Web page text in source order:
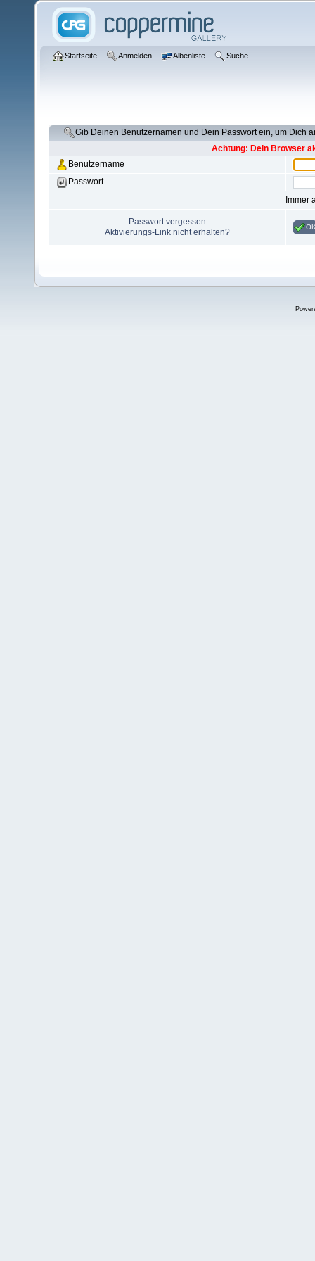
Startseite Anmelden Albenliste Suche
Gib Deinen Benutzernamen und Dein Passwort ein, um Dich
Achtung: Dein Browser
Benutzername
Passwort
Immer
Passwort vergessen
Aktivierungs-Link nicht erhalten?